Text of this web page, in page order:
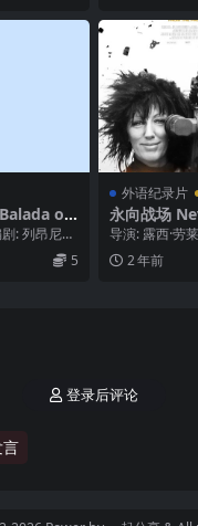
o s
(1968)
: 列昂尼德·
5
外语纪录片
永向战场
(2024)
导演: 露西·劳
克威尔 /
2 年前
登录后评论